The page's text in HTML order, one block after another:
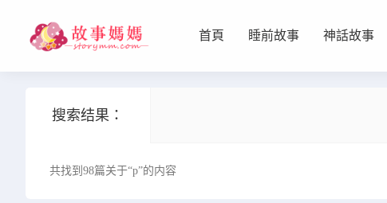
首頁 睡前故事 神話故事
搜索结果：
共找到98篇关于“p”的内容